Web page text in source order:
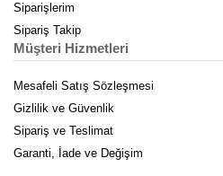
Siparişlerim
Sipariş Takip
Müşteri Hizmetleri
Mesafeli Satış Sözleşmesi
Gizlilik ve Güvenlik
Sipariş ve Teslimat
Garanti, İade ve Değişim